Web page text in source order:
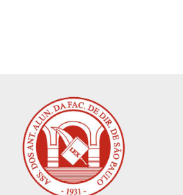
Associe-se
Notícias
Contato